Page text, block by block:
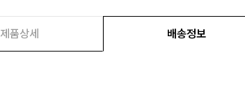
제품상세 배송정보